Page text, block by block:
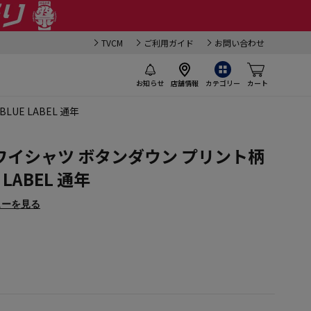
TVCM ご利用ガイド お問い合わせ
お知らせ 店舗情報 カテゴリー カート
LABEL 通年
シャツ ボタンダウン プリント柄
通年
を見る